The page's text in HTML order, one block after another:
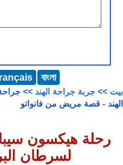
বাংলা
بيت >> جربة جراحة الهند >>
الهند - قصة مريض من فانواتو
رحلة هيكسون
لسرطان